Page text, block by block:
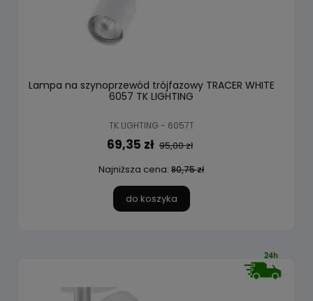
Lampa na szynoprzewód trójfazowy TRACER WHITE
6057 TK LIGHTING
TK LIGHTING - 6057T
69,35 zł 95,00 zł
Najniższa cena: 80,75 zł
do koszyka